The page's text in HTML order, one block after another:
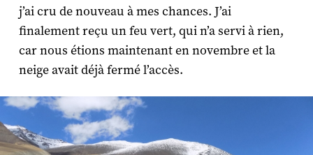
j’ai cru de nouveau à mes chances. J’ai
finalement reçu un feu vert, qui n’a servi à rien,
car nous étions maintenant en novembre et la
neige avait déjà fermé l’accès.